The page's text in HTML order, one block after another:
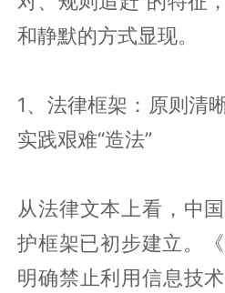
和静默的方式显现。
1、法律框架：原则清
实践艰难“造法”
从法律文本上看，中
护框架已初步建立。
明确禁止利用信息技